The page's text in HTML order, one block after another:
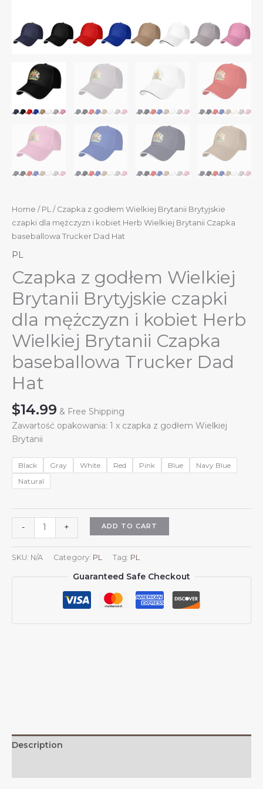
Home / PL / Czapka z godłem Wielkiej Brytanii Brytyjskie
czapki dla mężczyzn i kobiet Herb Wielkiej Brytanii Czapka
baseballowa Trucker Dad Hat
PL
Czapka z godłem Wielkiej
Brytanii Brytyjskie czapki
dla mężczyzn i kobiet Herb
Wielkiej Brytanii Czapka
baseballowa Trucker Dad
Hat
$14.99 & Free Shipping
Zawartość opakowania: 1 x czapka z godłem Wielkiej
Brytanii
Black Gray White Red Pink Blue
Navy Blue
Natural
-
z
godłem
Wielkiej
Brytanii
Trucker
quantity
+ ADD TO CART
SKU: N/A Category: PL Tag: PL
Guaranteed Safe Checkout
Description